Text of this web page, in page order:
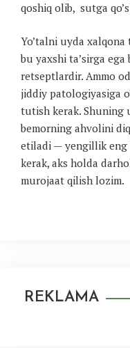
qoshiq olib, sutga
Yo’talni uyda
bu yaxshi ta’sirga ega
retseptlardir. Ammo
jiddiy patologiyasiga
tutish kerak. Shuning
bemorning ahvolini
etiladi — yengillik eng
kerak, aks holda
murojaat qilish lozim.
REKLAMA